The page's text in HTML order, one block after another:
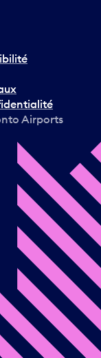
Airports